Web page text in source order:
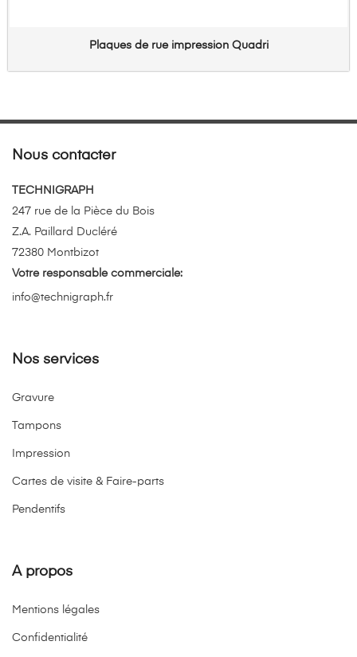
Plaques de rue impression Quadri
Nous contacter
TECHNIGRAPH
247 rue de la Pièce du Bois
Z.A. Paillard Ducléré
72380 Montbizot
Votre responsable commerciale:
info@technigraph.fr
Nos services
Gravure
Tampons
Impression
Cartes de visite & Faire-parts
Pendentifs
A propos
Mentions légales
Confidentialité